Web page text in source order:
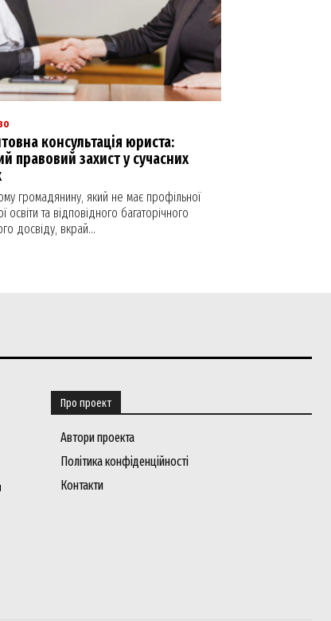
консультація юриста:
правовий захист у сучасних
громадянину, який не має профільної
освіти та відповідного багаторічного
досвіду, вкрай...
Про проект
Автори проекта
Політика конфіденційності
Контакти